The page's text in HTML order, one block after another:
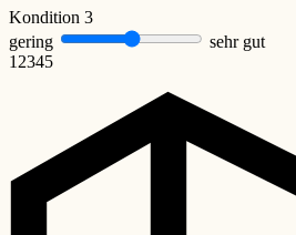
Kondition 3
gering
sehr gut
1 2345